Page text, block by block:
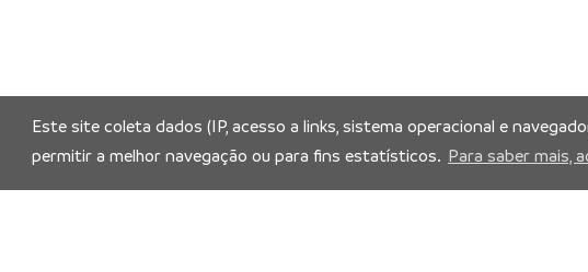
Este site coleta dados (IP, acesso a links, sistema operacional e
permitir a melhor navegação ou para fins estatísticos. Para saber mais,